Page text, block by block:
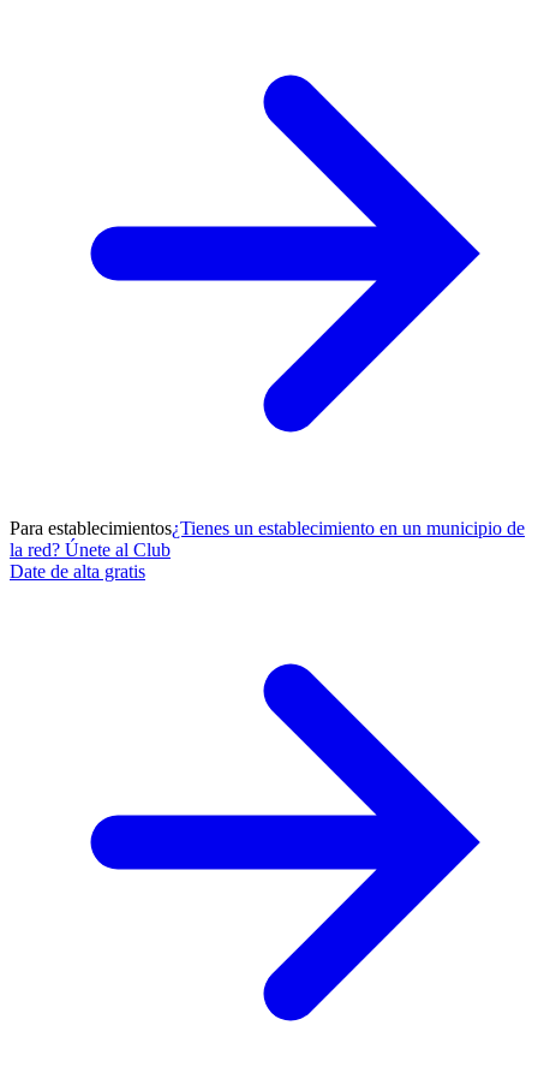
Para establecimientos¿Tienes un establecimiento en un municipio de
la red? Únete al Club
Date de alta gratis